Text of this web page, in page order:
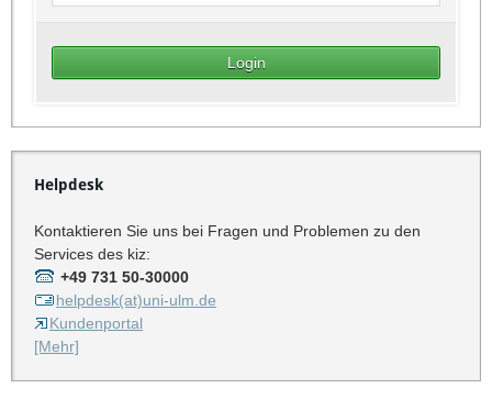
Helpdesk
Kontaktieren Sie uns bei Fragen und Problemen zu den
Services des kiz:
+49 731 50-30000
helpdesk(at)uni-ulm.de
Kundenportal
[Mehr]